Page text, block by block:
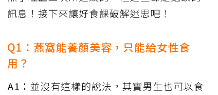
訊息！接下來讓好食課破解迷思吧！
Q1：燕窩能養顏美容，只能給女性食
用？
A1： 並沒有這樣的說法，其實男生也可以食